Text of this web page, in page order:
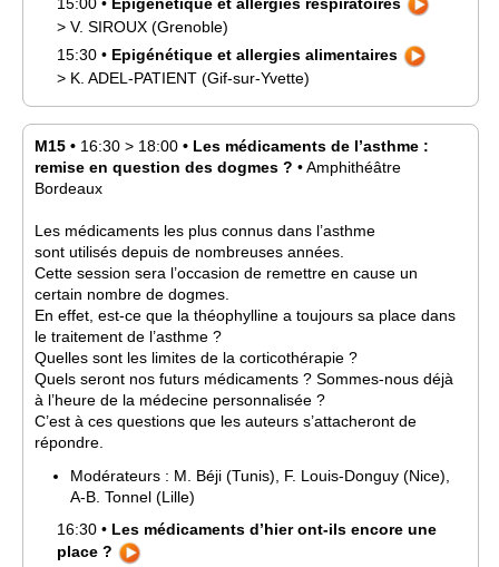
> V. SIROUX (Grenoble)
15:30 • Epigénétique et allergies alimentaires
> K. ADEL-PATIENT (Gif-sur-Yvette)
M15 • 16:30 > 18:00 • Les médicaments de l’asthme :
remise en question des dogmes ? •Amphithéâtre
Bordeaux
Les médicaments les plus connus dans l’asthme
sont utilisés depuis de nombreuses années.
Cette session sera l’occasion de remettre en cause un
certain nombre de dogmes.
En effet, est-ce que la théophylline a toujours sa place dans
le traitement de l’asthme ?
Quelles sont les limites de la corticothérapie ?
Quels seront nos futurs médicaments ? Sommes-nous déjà
à l’heure de la médecine personnalisée ?
C’est à ces questions que les auteurs s’attacheront de
répondre.
Modérateurs : M. Béji (Tunis) F. Louis-Donguy (Nice)
A-B. Tonnel (Lille)
16:30 • Les médicaments d’hier ont-ils encore une
place ?